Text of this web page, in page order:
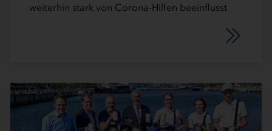
weiterhin stark von Corona-Hilfen beeinflusst